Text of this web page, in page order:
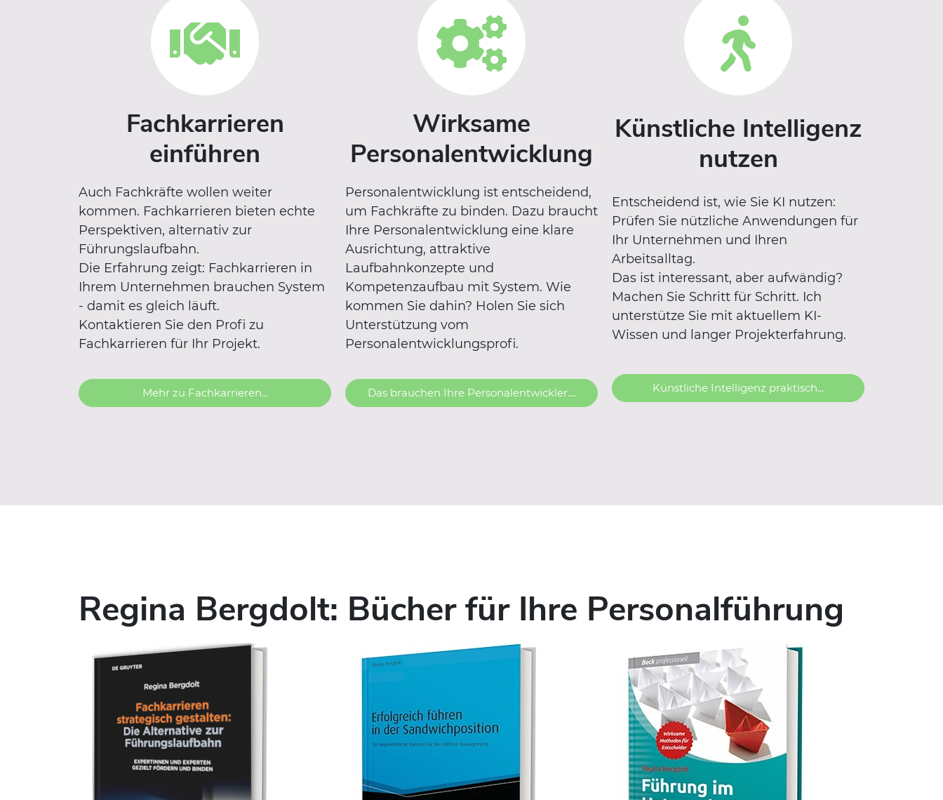
Fachkarrieren
einführen
Auch Fachkräfte wollen weiter
kommen. Fachkarrieren bieten echte
Perspektiven, alternativ zur
Führungslaufbahn.
Die Erfahrung zeigt: Fachkarrieren in
Ihrem Unternehmen brauchen System
- damit es gleich läuft.
Kontaktieren Sie den Profi zu
Fachkarrieren für Ihr Projekt.
Mehr zu Fachkarrieren...
Wirksame
Personalentwicklung
Personalentwicklung ist entscheidend,
um Fachkräfte zu binden. Dazu braucht
Ihre Personalentwicklung eine klare
Ausrichtung, attraktive
Laufbahnkonzepte und
Kompetenzaufbau mit System. Wie
kommen Sie dahin? Holen Sie sich
Unterstützung vom
Personalentwicklungsprofi.
Das brauchen Ihre Personalentwickler....
Künstliche Intelligenz
nutzen
Entscheidend ist, wie Sie KI nutzen:
Prüfen Sie nützliche Anwendungen für
Ihr Unternehmen und Ihren
Arbeitsalltag.
Das ist interessant, aber aufwändig?
Machen Sie Schritt für Schritt. Ich
unterstütze Sie mit aktuellem KI-
Wissen und langer Projekterfahrung.
Künstliche Intelligenz praktisch...
Regina Bergdolt: Bücher für Ihre Personalführung